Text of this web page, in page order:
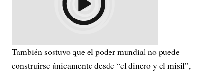
También sostuvo que el poder mundial no puede
construirse únicamente desde “el dinero y el misil”,